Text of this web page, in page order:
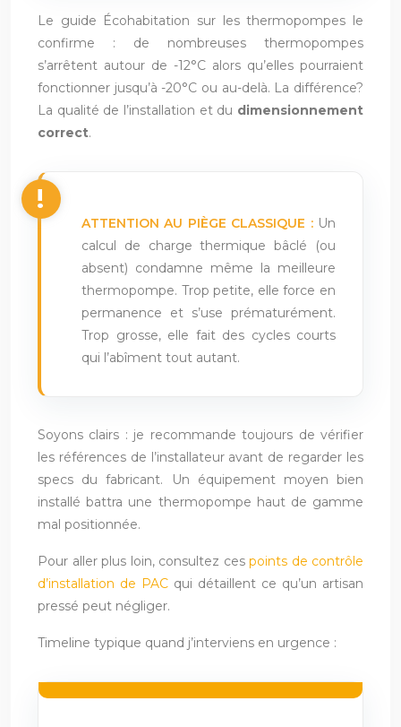
Le guide Écohabitation sur les thermopompes le
confirme : de nombreuses thermopompes
s’arrêtent autour de -12°C alors qu’elles pourraient
fonctionner jusqu’à -20°C ou au-delà. La différence?
La qualité de l’installation et du dimensionnement
correct.
ATTENTION AU PIÈGE CLASSIQUE :Un
calcul de charge thermique bâclé (ou
absent) condamne même la meilleure
thermopompe. Trop petite, elle force en
permanence et s’use prématurément.
Trop grosse, elle fait des cycles courts
qui l’abîment tout autant.
Soyons clairs : je recommande toujours de vérifier
les références de l’installateur avant de regarder les
specs du fabricant. Un équipement moyen bien
installé battra une thermopompe haut de gamme
mal positionnée.
Pour aller plus loin, consultez ces points de contrôle
d’installation de PAC qui détaillent ce qu’un artisan
pressé peut négliger.
Timeline typique quand j’interviens en urgence :